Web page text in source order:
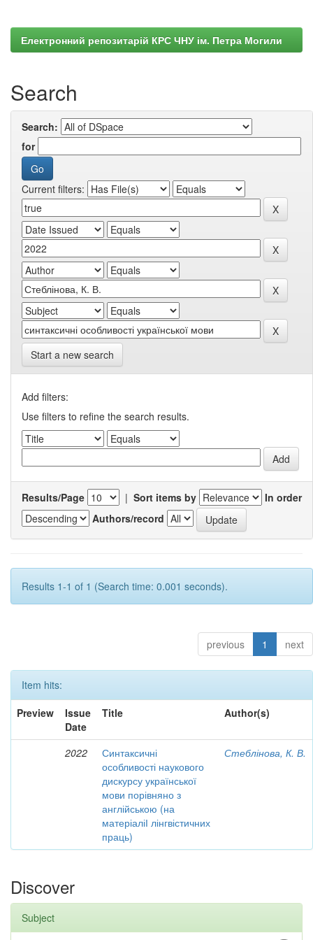
Електронний репозитарій КРС ЧНУ ім. Петра Могили
Search
Search:
for
Current filters:
Start a new search
Add filters:
Use filters to refine the search results.
Results/Page | Sort items by
In order
Authors/record
Results 1-1 of 1 (Search time: 0.001 seconds).
previous 1 next
Item hits:
Preview
Issue
Date
Title Author(s)
2022
Синтаксичні
особливості наукового
дискурсу української
мови порівняно з
англійською (на
матеріаліІ лінгвістичних
праць)
Стеблінова, К. В.
Discover
Subject